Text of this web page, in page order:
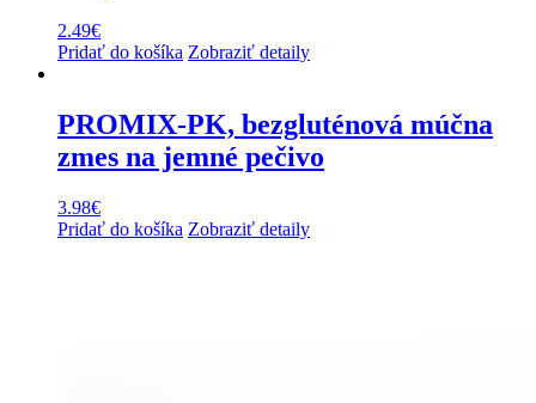
2.49€
Pridať do košíka Zobraziť detaily
PROMIX-PK, bezgluténová múčna
zmes na jemné pečivo
3.98€
Pridať do košíka Zobraziť detaily